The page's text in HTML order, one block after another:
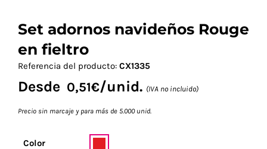
Set adornos navideños Rouge
en fieltro
Referencia del producto: CX1335
Desde 0,51€/unid. (IVA no incluido)
Precio sin marcaje y para más de 5.000 unid.
Color